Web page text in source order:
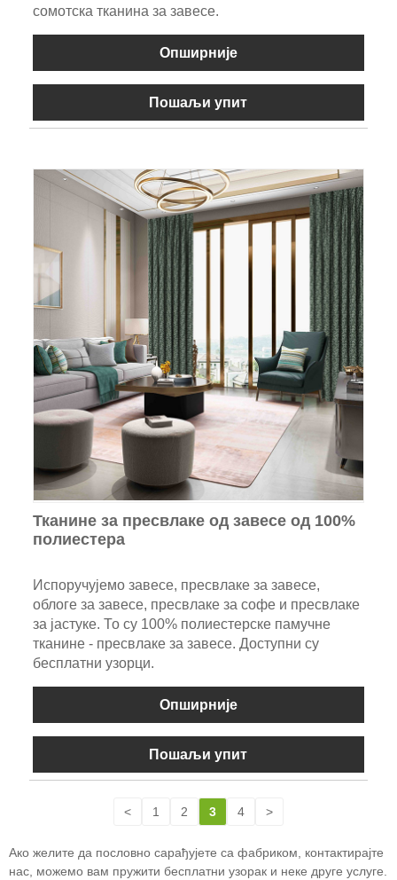
сомотска тканина за завесе.
Опширније
Пошаљи упит
Тканине за пресвлаке од завесе од 100%
полиестера
Испоручујемо завесе, пресвлаке за завесе,
облоге за завесе, пресвлаке за софе и пресвлаке
за јастуке. То су 100% полиестерске памучне
тканине - пресвлаке за завесе. Доступни су
бесплатни узорци.
Опширније
Пошаљи упит
< 1 2 3 4 >
Ако желите да пословно сарађујете са фабриком, контактирајте
нас, можемо вам пружити бесплатни узорак и неке друге услуге.